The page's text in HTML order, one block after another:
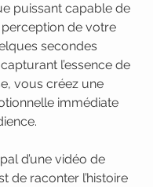
puissant capable de
de votre
secondes
l’essence de
vous créez une
immédiate
d’une vidéo de
de raconter l’histoire